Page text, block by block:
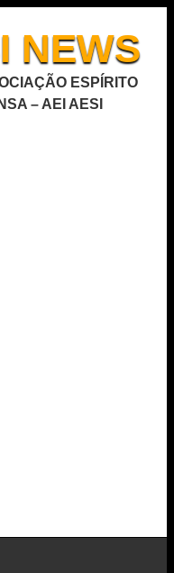
NEWS
ESPÍRITO
– AEI AESI